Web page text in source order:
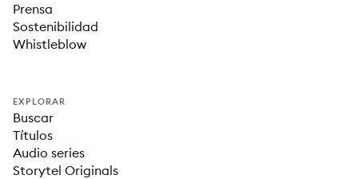
Prensa
Sostenibilidad
Whistleblow
EXPLORAR
Buscar
Títulos
Audio series
Storytel Originals